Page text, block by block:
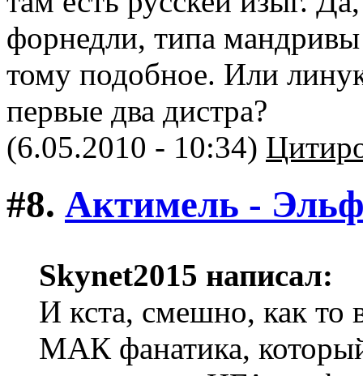
форнедли, типа
тому подобное. Или
первые два дистра?
(6.05.2010 - 10:34)
#8. Актимель -
Skynet2015 написал:
И кста, смешно, как то
МАК фанатика,